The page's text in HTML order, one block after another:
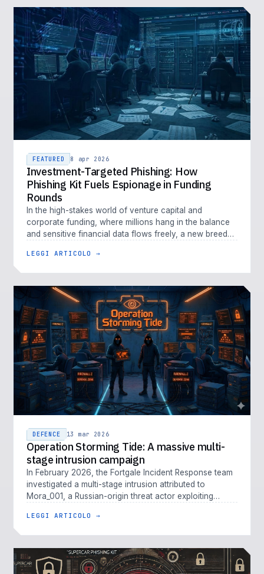
FEATURED 8 apr 2026
Investment-Targeted Phishing: How
Phishing Kit Fuels Espionage in Funding
Rounds
In the high-stakes world of venture capital and
corporate funding, where millions hang in the balance
and sensitive financial data flows freely, a new breed
LEGGI ARTICOLO →
DEFENCE 13 mar 2026
Operation Storming Tide: A massive multi-
stage intrusion campaign
In February 2026, the Fortgale Incident Response team
investigated a multi-stage intrusion attributed to
Mora_001, a Russian-origin threat actor exploiting
LEGGI ARTICOLO →